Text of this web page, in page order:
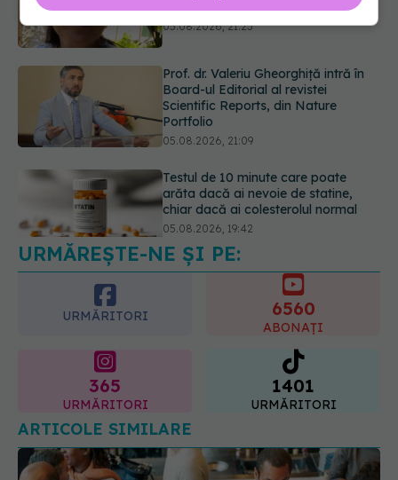
Portfolio
Testul de 10 minute care poate
arăta dacă ai nevoie de statine,
chiar dacă ai colesterolul normal
05.08.2026, 19:42
Pepenele roșu sau cel galben: care
crește glicemia mai repede.
Răspunsul unui medic diabetolog
06.08.2026, 09:36
URMĂREȘTE-NE ȘI PE:
URMĂRITORI 6560
ABONAȚI
365
URMĂRITORI
1401
URMĂRITORI
ARTICOLE SIMILARE